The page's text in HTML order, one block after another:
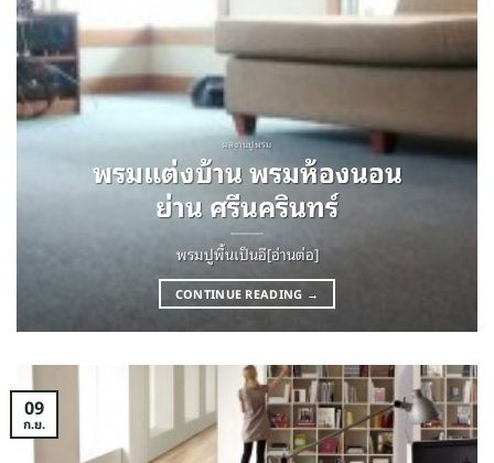
ผลงานปูพรม
พรมแต่งบ้าน พรมห้องนอน
ย่าน ศรีนครินทร์
พรมปูพื้นเป็นอี[อ่านต่อ]
CONTINUE READING →
09
ก.ย.